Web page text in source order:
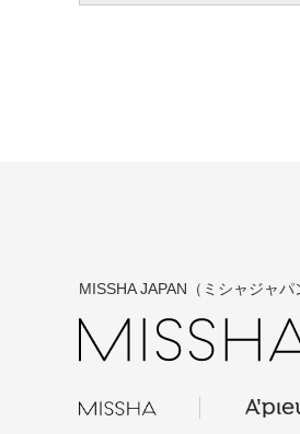
MISSHA JAPAN（ミシャジャパ